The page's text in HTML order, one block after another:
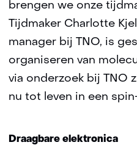
brengen we onze
Tijdmaker Charlotte
manager bij TNO, is
organiseren van
via onderzoek bij TNO
nu tot leven in een
Draagbare elektronica